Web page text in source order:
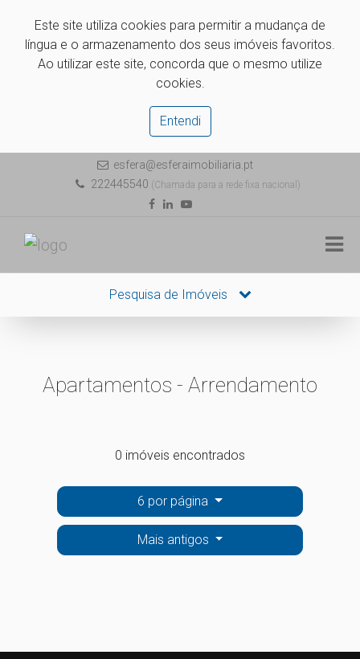
Este site utiliza cookies para permitir a mudança de
língua e o armazenamento dos seus imóveis favoritos.
Ao utilizar este site, concorda que o mesmo utilize
cookies.
Entendi
esfera@esferaimobiliaria.pt
222445540 (Chamada para a rede fixa nacional)
Pesquisa de Imóveis
Apartamentos - Arrendamento
0 imóveis encontrados
6 por página
Mais antigos